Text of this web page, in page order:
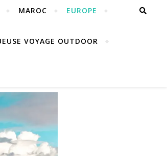
MAROC EUROPE
VOYAGE OUTDOOR